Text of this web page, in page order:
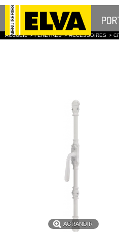
ACCUEIL > FENÊTRES > ACCESSOIRES >
AGRANDIR